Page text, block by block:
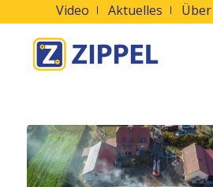
Video Aktuelles